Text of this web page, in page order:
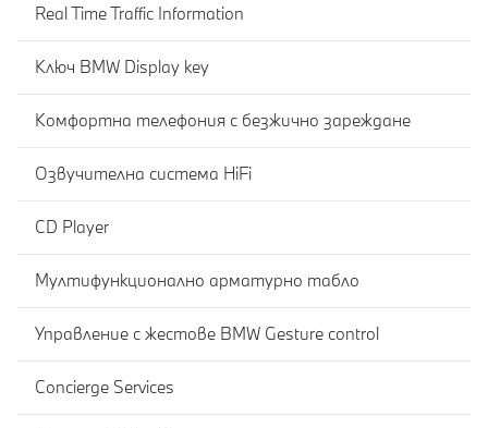
Real Time Traffic Information
Ключ BMW Display key
Комфортна телефония с безжично зареждане
Озвучителна система HiFi
CD Player
Мултифункционално арматурно табло
Управление с жестове BMW Gesture control
Concierge Services